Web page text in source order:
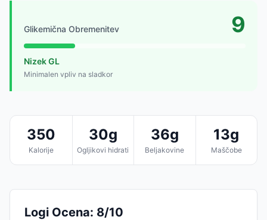
Glikemična Obremenitev 9
Nizek GL
Minimalen vpliv na sladkor
350
Kalorije
30g
Ogljikovi hidrati
36g
Beljakovine
13g
Maščobe
Logi Ocena: 8/10